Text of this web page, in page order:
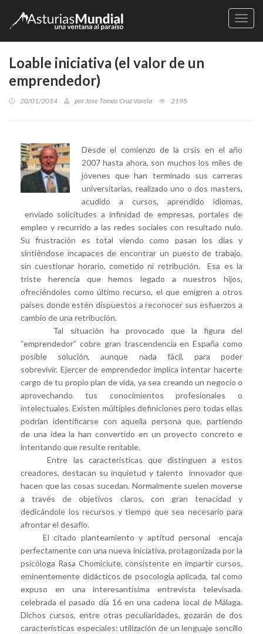
Loable iniciativa (el valor de un
emprendedor)
20/01/2014 porJose Tomás Cruz Varela 2195
Desde el comienzo de la crsis en el año
2007 hasta ahora, son muchos los miles de
jóvenes que han terminado sus carreras
universitarias, realizado uno o dos masters,
acudido a cursos, aprendido idiomas,
enviado solicitudes a infinidad de empresas, portales de
empleo y recurrido a las redes sociales con resultado nulo.
Su frustración es total viendo como pasan los días y
sintiéndose incapaces de encontrar un puesto de trabajo,
sin cuestionar horario, cometido ni retribución. Esa es la
triste herencia que hemos legado a nuestros hijos,
ofreciéndoles como último recurso, el que emigren a otros
países donde estén dispuestos a reconocer sus esfuerzos a
cambio de una retribución.
Tal situación ha provocado que la figura del
“emprendedor” cobre gran trascendencia en España como
posible solución, aunque nada fácil, para poder
sobrevivir. Ejercer de emprendedor implica intentar hacerte
cargo de tu propio plan de vida, ya sea creando un negocio o
aprovechando tus conocimientos profesionales o
intelectuales. Existen múltiples definiciones pero todas ellas
podrían identificarse con aquella persona que, partiendo
de una idea la han convertido en un proyecto concreto e
intentando que resulte rentable.
Entre las características que distinguen a estos
creadores, destacan su inquietud y talento innovador que
hacen que las cosas sucedan. Normalmente suelen moverse
a través de objetivos claros, con gran tenacidad y
dedicándole los recursos y tiempo que sea necesario para
afrontar el desafío.
El citado planteamiento y aptitud personal encaja
perfectamente con una nueva iniciativa, protagonizada por la
psicóloga Rasa Chomiciute, consistente en impartir cursos,
eminentemente didácticos de psocología aplicada, tal como
expuso en una interesantísima entrevista televisada.
celebrada el pasado día 16 en una cadena local de Málaga.
Dichos cursos, entre otras peculiaridades, gozarán de dos
características especiales: utilización de un lenguaje sencillo